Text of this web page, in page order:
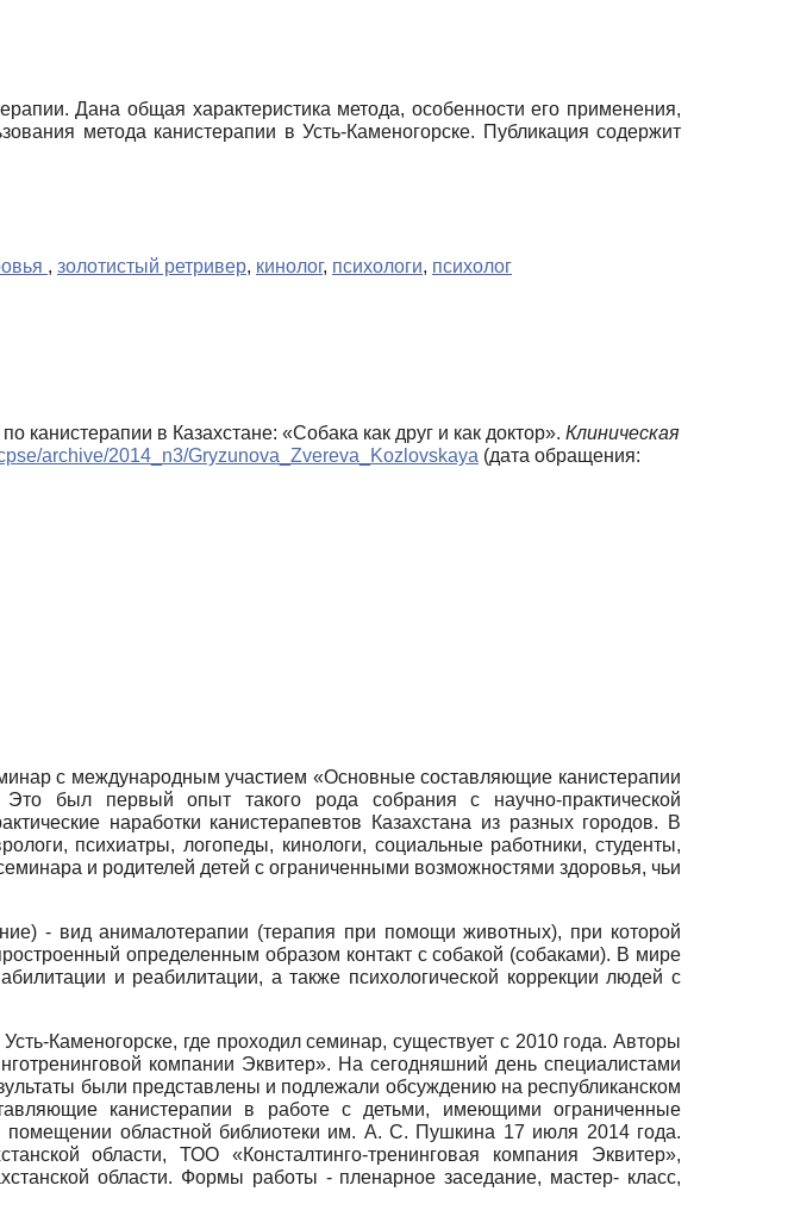
Дана общая характеристика метода, особенности его применения,
метода канистерапии в Усть-Каменогорске. Публикация содержит
, золотистый ретривер, кинолог, психологи, психолог
в Казахстане: «Собака как друг и как доктор». Клиническая
archive/2014_n3/Gryzunova_Zvereva_Kozlovskaya (дата обращения:
с международным участием «Основные составляющие канистерапии
был первый опыт такого рода собрания с научно-практической
наработки канистерапевтов Казахстана из разных городов. В
психиатры, логопеды, кинологи, социальные работники, студенты,
и родителей детей с ограниченными возможностями здоровья, чьи
- вид анималотерапии (терапия при помощи животных), при которой
определенным образом контакт с собакой (собаками). В мире
и реабилитации, а также психологической коррекции людей с
Каменогорске, где проходил семинар, существует с 2010 года. Авторы
компании Эквитер». На сегодняшний день специалистами
были представлены и подлежали обсуждению на республиканском
канистерапии в работе с детьми, имеющими ограниченные
помещении областной библиотеки им. А. С. Пушкина 17 июля 2014 года.
области, ТОО «Консталтинго-тренинговая компания Эквитер»,
области. Формы работы - пленарное заседание, мастер- класс,